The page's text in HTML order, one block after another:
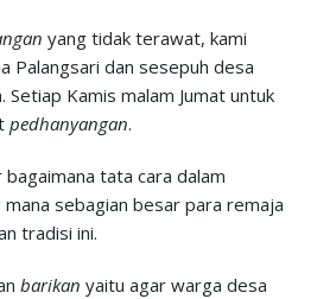
yang tidak terawat, kami
Palangsari dan sesepuh desa
Setiap Kamis malam Jumat untuk
pedhanyangan.
tata cara dalam
mana sebagian besar para remaja
tradisi ini.
barikan yaitu agar warga desa